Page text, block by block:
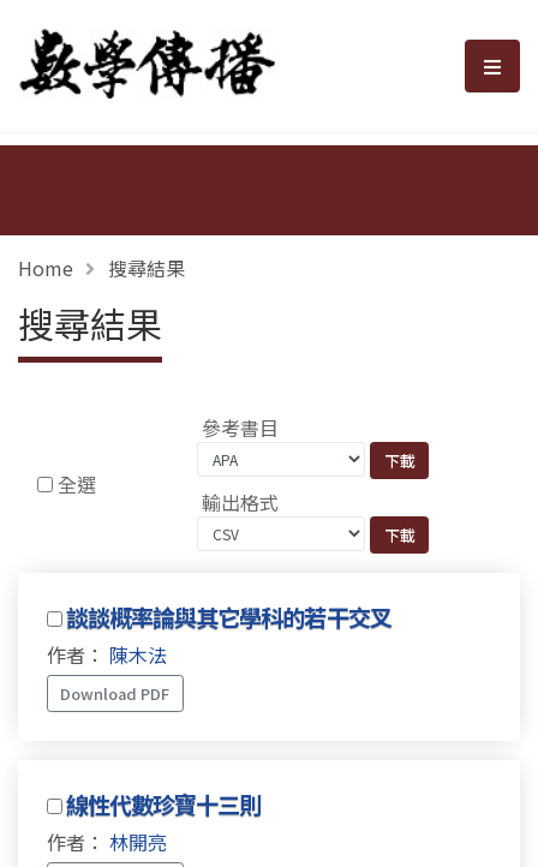
數學傳播 選
Home 搜尋結果
搜尋結果
全選
參考書目
輸出格式
談談概率論與其它學科的若干交叉
作者： 陳木法
Download PDF
線性代數珍寶十三則
作者： 林開亮